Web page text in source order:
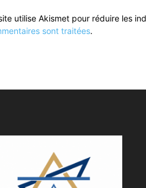
utilise Akismet pour réduire les
sont traitées.